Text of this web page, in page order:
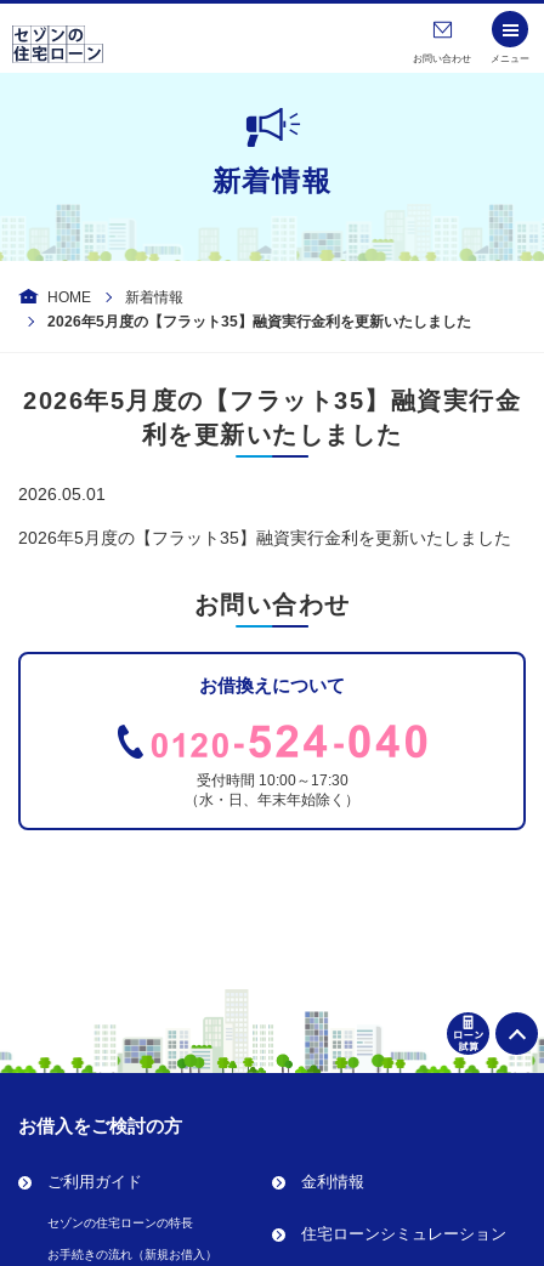
お問い合わせ メニュー
新着情報
HOME
新着情報
2026年5月度の【フラット35】融資実行金利を更新いたしました
2026年5月度の【フラット35】融資実行金
利を更新いたしました
2026.05.01
2026年5月度の【フラット35】融資実行金利を更新いたしました
お問い合わせ
お借換えについて
受付時間 10:00～17:30
（水・日、年末年始除く）
お借入をご検討の方
ご利用ガイド
セゾンの住宅ローンの特長
お手続きの流れ（新規お借入）
金利情報
住宅ローンシミュレーション